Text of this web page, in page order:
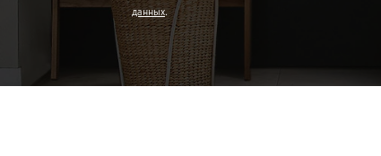
данных.